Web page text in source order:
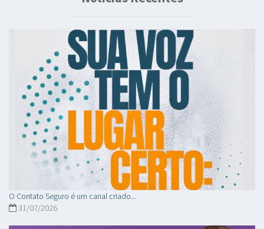
O Contato Seguro é um canal criado...
31/07/2026